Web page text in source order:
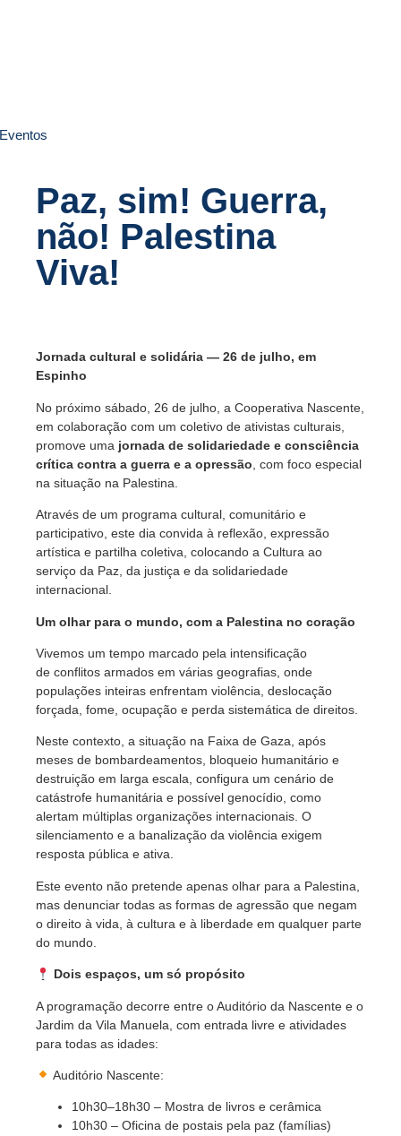
Eventos
Paz, sim! Guerra,
não! Palestina
Viva!
Jornada cultural e solidária — 26 de julho, em
Espinho
No próximo sábado, 26 de julho, a Cooperativa Nascente,
em colaboração com um coletivo de ativistas culturais,
promove uma jornada de solidariedade e consciência
crítica contra a guerra e a opressão , com foco especial
na situação na Palestina.
Através de um programa cultural, comunitário e
participativo, este dia convida à reflexão, expressão
artística e partilha coletiva, colocando a Cultura ao
serviço da Paz, da justiça e da solidariedade
internacional.
Um olhar para o mundo, com a Palestina no coração
Vivemos um tempo marcado pela intensificação
de conflitos armados em várias geografias, onde
populações inteiras enfrentam violência, deslocação
forçada, fome, ocupação e perda sistemática de direitos.
Neste contexto, a situação na Faixa de Gaza, após
meses de bombardeamentos, bloqueio humanitário e
destruição em larga escala, configura um cenário de
catástrofe humanitária e possível genocídio, como
alertam múltiplas organizações internacionais. O
silenciamento e a banalização da violência exigem
resposta pública e ativa.
Este evento não pretende apenas olhar para a Palestina,
mas denunciar todas as formas de agressão que negam
o direito à vida, à cultura e à liberdade em qualquer parte
do mundo.
Dois espaços, um só propósito
A programação decorre entre o Auditório da Nascente e o
Jardim da Vila Manuela, com entrada livre e atividades
para todas as idades:
Auditório Nascente:
10h30–18h30 – Mostra de livros e cerâmica
10h30 – Oficina de postais pela paz (famílias)